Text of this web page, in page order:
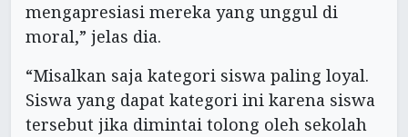
mengapresiasi mereka yang unggul di
moral,” jelas dia.
“Misalkan saja kategori siswa paling loyal.
Siswa yang dapat kategori ini karena siswa
tersebut jika dimintai tolong oleh sekolah